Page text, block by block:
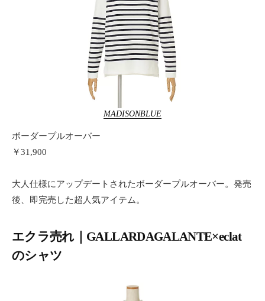
MADISONBLUE
ボーダープルオーバー
￥31,900
大人仕様にアップデートされたボーダープルオーバー。発売
後、即完売した超人気アイテム。
エクラ売れ｜GALLARDAGALANTE×eclat
のシャツ